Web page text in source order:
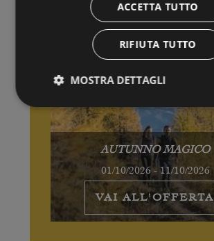
AUTUNNO MAGICO
01/10/2026 - 11/10/2026
VAI ALL'OFFERTA
ACCETTA TUTTO
RIFIUTA TUTTO
MOSTRA DETTAGLI